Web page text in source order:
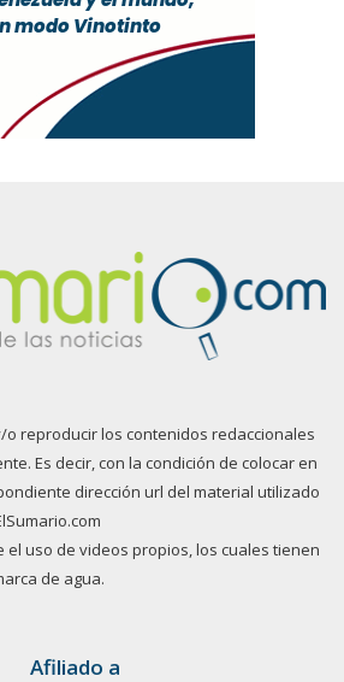
reproducir los contenidos redaccionales
Es decir, con la condición de colocar en
dirección url del material utilizado
el uso de videos propios, los cuales tienen
de agua.
Afiliado a